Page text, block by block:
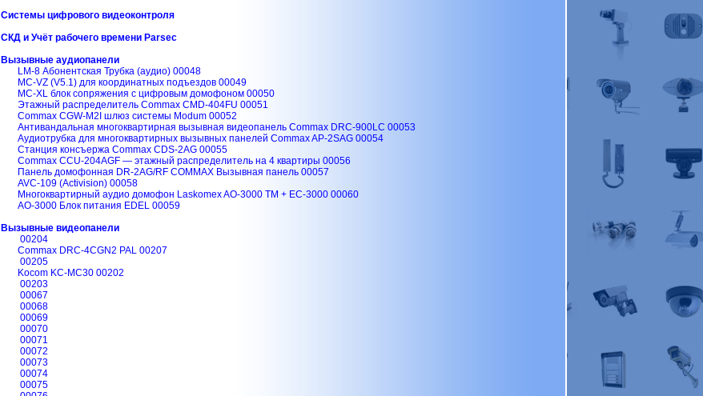
Системы цифрового видеоконтроля
СКД и Учёт рабочего времени Parsec
Вызывные аудиопанели
LM-8 Абонентская Трубка (аудио) 00048
MC-VZ (V5.1) для координатных подъездов 00049
MC-XL блок сопряжения с цифровым домофоном 00050
Этажный распределитель Commax CMD-404FU 00051
Commax CGW-M2I шлюз системы Modum 00052
Антивандальная многоквартирная вызывная видеопанель Commax DRC-900LC 00053
Аудиотрубка для многоквартирных вызывных панелей Commax AP-2SAG 00054
Станция консъержа Commax CDS-2AG 00055
Commax CCU-204AGF — этажный распределитель на 4 квартиры 00056
Панель домофонная DR-2AG/RF COMMAX Вызывная панель 00057
AVC-109 (Activision) 00058
Многоквартирный аудио домофон Laskomex AO-3000 TM + ЕС-3000 00060
AO-3000 Блок питания EDEL 00059
Вызывные видеопанели
00204
Commax DRC-4CGN2 PAL 00207
00205
Kocom KC-MC30 00202
00203
00067
00068
00069
00070
00071
00072
00073
00074
00075